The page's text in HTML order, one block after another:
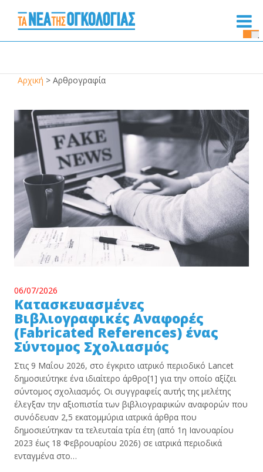
Αρχική > Αρθρογραφία
06/07/2026
Κατασκευασμένες
Βιβλιογραφικές Αναφορές
(Fabricated References) ένας
Σύντομος Σχολιασμός
Στις 9 Μαΐου 2026, στο έγκριτο ιατρικό περιοδικό Lancet
δημοσιεύτηκε ένα ιδιαίτερο άρθρο[1] για την οποίο αξίζει
σύντομος σχολιασμός. Οι συγγραφείς αυτής της μελέτης
έλεγξαν την αξιοπιστία των βιβλιογραφικών αναφορών που
συνόδευαν 2,5 εκατομμύρια ιατρικά άρθρα που
δημοσιεύτηκαν τα τελευταία τρία έτη (από 1η Ιανουαρίου
2023 έως 18 Φεβρουαρίου 2026) σε ιατρικά περιοδικά
ενταγμένα στο…